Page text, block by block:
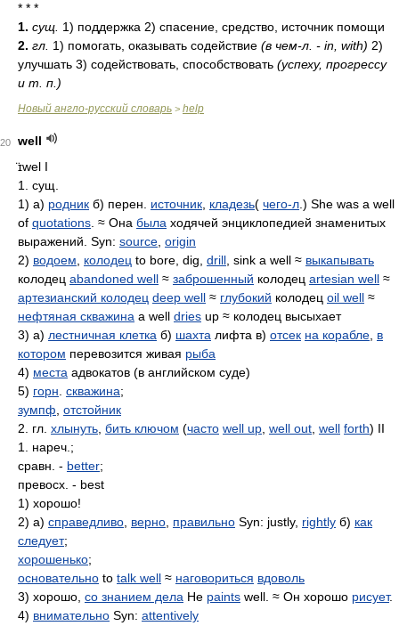
* * *
1. сущ. 1) поддержка 2) спасение, средство, источник помощи
2. гл. 1) помогать, оказывать содействие (в чем-л. - in, with) 2)
улучшать 3) содействовать, способствовать (успеху, прогрессу
и т. п.)
Новый англо-русский словарь > help
20
well
̈ɪwel I
1. сущ.
1) а) родник б) перен. источник кладезь( чего-л .) She was a well
of quotations . ≈ Она была ходячей энциклопедией знаменитых
выражений. Syn: source origin
2) водоем колодец to bore, dig, drill , sink a well ≈ выкапывать
колодец abandoned well ≈ заброшенный колодец artesian well ≈
артезианский колодец deep well ≈ глубокий колодец oil well ≈
нефтяная скважина a well dries up ≈ колодец высыхает
3) а) лестничная клетка б) шахта лифта в) отсек на корабле в
котором перевозится живая рыба
4) места адвокатов (в английском суде)
5) горн скважина;
зумпф отстойник
2. гл. хлынуть бить ключом (часто well up well out well forth) II
1. нареч.;
сравн. - better;
превосх. - best
1) хорошо!
2) а) справедливо верно правильно Syn: justly, rightly б) как
следует;
хорошенько;
основательно to talk well ≈ наговориться вдоволь
3) хорошо, со знанием дела He paints well. ≈ Он хорошо рисует.
4) внимательно Syn: attentively